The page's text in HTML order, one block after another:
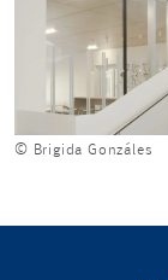
© Brigida Gonzáles